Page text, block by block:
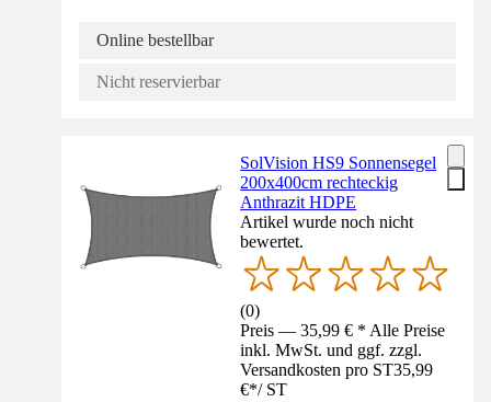
Online bestellbar
Nicht reservierbar
SolVision HS9 Sonnensegel
200x400cm rechteckig
Anthrazit HDPE
Artikel wurde noch nicht
bewertet.
(0)
Preis — 35,99 € * Alle Preise
inkl. MwSt. und ggf. zzgl.
Versandkosten pro ST35,99
€*/ ST